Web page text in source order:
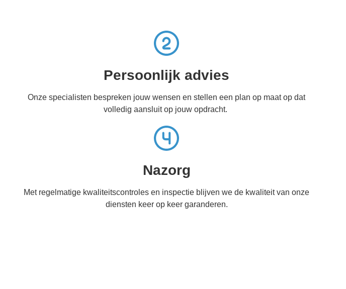
Persoonlijk advies
Onze specialisten bespreken jouw wensen en stellen een plan op maat op dat
volledig aansluit op jouw opdracht.
Nazorg
Met regelmatige kwaliteitscontroles en inspectie blijven we de kwaliteit van onze
diensten keer op keer garanderen.